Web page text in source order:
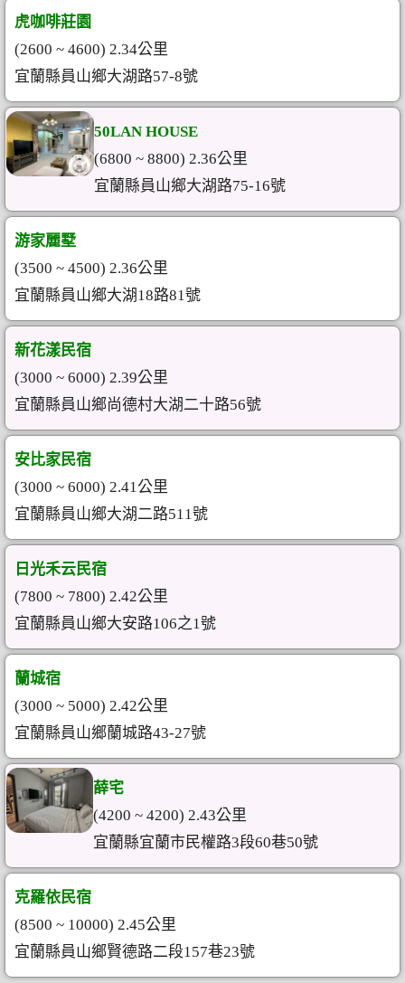
虎咖啡莊園
(2600 ~ 4600) 2.34公里
宜蘭縣員山鄉大湖路57-8號
50LAN HOUSE
(6800 ~ 8800) 2.36公里
宜蘭縣員山鄉大湖路75-16號
游家麗墅
(3500 ~ 4500) 2.36公里
宜蘭縣員山鄉大湖18路81號
新花漾民宿
(3000 ~ 6000) 2.39公里
宜蘭縣員山鄉尚德村大湖二十路56號
安比家民宿
(3000 ~ 6000) 2.41公里
宜蘭縣員山鄉大湖二路511號
日光禾云民宿
(7800 ~ 7800) 2.42公里
宜蘭縣員山鄉大安路106之1號
蘭城宿
(3000 ~ 5000) 2.42公里
宜蘭縣員山鄉蘭城路43-27號
薛宅
(4200 ~ 4200) 2.43公里
宜蘭縣宜蘭市民權路3段60巷50號
克羅依民宿
(8500 ~ 10000) 2.45公里
宜蘭縣員山鄉賢德路二段157巷23號